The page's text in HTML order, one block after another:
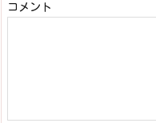
コメント